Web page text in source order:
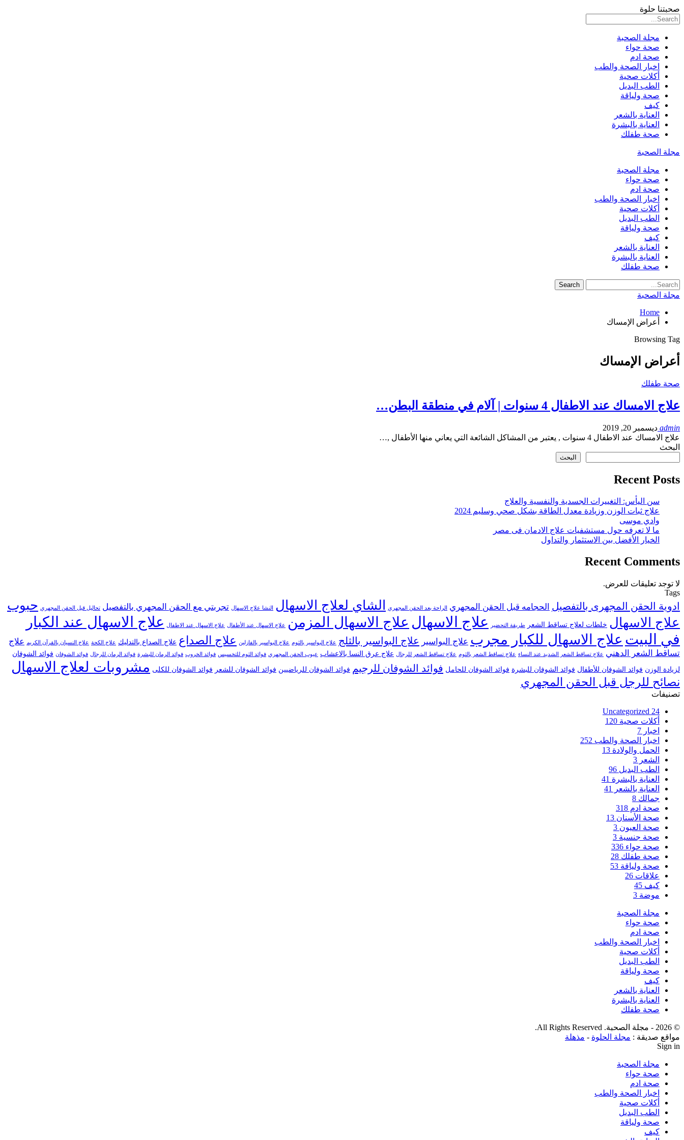
صحبتنا حلوة
مجلة الصحبة
صحة حواء
صحة ادم
اخبار الصحة والطب
أكلات صحية
الطب البديل
صحة ولياقة
كيف
العناية بالشعر
العناية بالبشرة
صحة طفلك
مجلة الصحبة
مجلة الصحبة
صحة حواء
صحة ادم
اخبار الصحة والطب
أكلات صحية
الطب البديل
صحة ولياقة
كيف
العناية بالشعر
العناية بالبشرة
صحة طفلك
مجلة الصحبة
Home
أعراض الإمساك
Browsing Tag
أعراض الإمساك
صحة طفلك
علاج الامساك عند الاطفال 4 سنوات | آلام في منطقة البطن…
admin ديسمبر 20, 2019
علاج الامساك عند الاطفال 4 سنوات , يعتبر من المشاكل الشائعة التي يعاني منها الأطفال ,…
البحث
البحث
Recent Posts
سن اليأس: التغييرات الجسدية والنفسية والعلاج
علاج ثبات الوزن وزيادة معدل الطاقة بشكل صحي وسليم 2024
وادي موسى
ما لا تعرفه حول مستشفيات علاج الادمان فى مصر
الخيار الأفضل بين الاستثمار والتداول
Recent Comments
لا توجد تعليقات للعرض.
Tags
ادوية الحقن المجهرى بالتفصيل الحجامه قبل الحقن المجهري الراحة بعد الحقن المجهري الشاي لعلاج الاسهال النشا علاج الاسهال تجربتي مع الحقن المجهري بالتفصيل تحاليل قبل الحقن المجهري حبوب
علاج الاسهال خلطات لعلاج تساقط الشعر طريقة التحضير علاج الاسهال علاج الاسهال المزمن علاج الاسهال عند الأطفال علاج الاسهال عند الاطفال علاج الاسهال عند الكبار
في البيت علاج الاسهال للكبار مجرب علاج البواسير علاج البواسير بالثلج علاج البواسير بالثوم علاج البواسير بالفازلين علاج الصداع علاج الصداع بالتدليك علاج الكحة علاج النسيان بالقرآن الكريم علاج
تساقط الشعر الدهني علاج تساقط الشعر الشديد عند النساء علاج تساقط الشعر بالثوم علاج تساقط الشعر للرجال علاج عرق النسا بالاعشاب عيوب الحقن المجهري فوائد الثوم للتخسيس فوائد الخروب فوائد الرمان للبشرة فوائد الرمان للرجال فوائد الشوفان فوائد الشوفان
لزيادة الوزن فوائد الشوفان للأطفال فوائد الشوفان للبشرة فوائد الشوفان للحامل فوائد الشوفان للرجيم فوائد الشوفان للرياضيين فوائد الشوفان للشعر فوائد الشوفان للكلى مشروبات لعلاج الاسهال
نصائح للرجل قبل الحقن المجهري
تصنيفات
Uncategorized 24
أكلات صحية 120
اخبار 7
اخبار الصحة والطب 252
الحمل والولادة 13
الشعر 3
الطب البديل 96
العناية بالبشرة 41
العناية بالشعر
41
جمالك 8
صحة ادم 318
صحة الأسنان 13
صحة العيون 3
صحة جنسية 3
صحة حواء 336
صحة طفلك 28
صحة ولياقة 53
علاقات 26
كيف 45
موضة 3
مجلة الصحبة
صحة حواء
صحة ادم
اخبار الصحة والطب
أكلات صحية
الطب البديل
صحة ولياقة
كيف
العناية بالشعر
العناية بالبشرة
صحة طفلك
© 2026 - مجلة الصحبة. All Rights Reserved.
مواقع صديقة : مجلة الحلوة - مذهلة
Sign in
مجلة الصحبة
صحة حواء
صحة ادم
اخبار الصحة والطب
أكلات صحية
الطب البديل
صحة ولياقة
كيف